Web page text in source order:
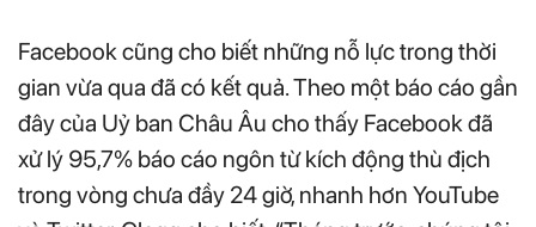
Facebook cũng cho biết những nỗ lực trong thời
gian vừa qua đã có kết quả. Theo một báo cáo gần
đây của Uỷ ban Châu Âu cho thấy Facebook đã
xử lý 95,7% báo cáo ngôn từ kích động thù địch
trong vòng chưa đầy 24 giờ, nhanh hơn YouTube